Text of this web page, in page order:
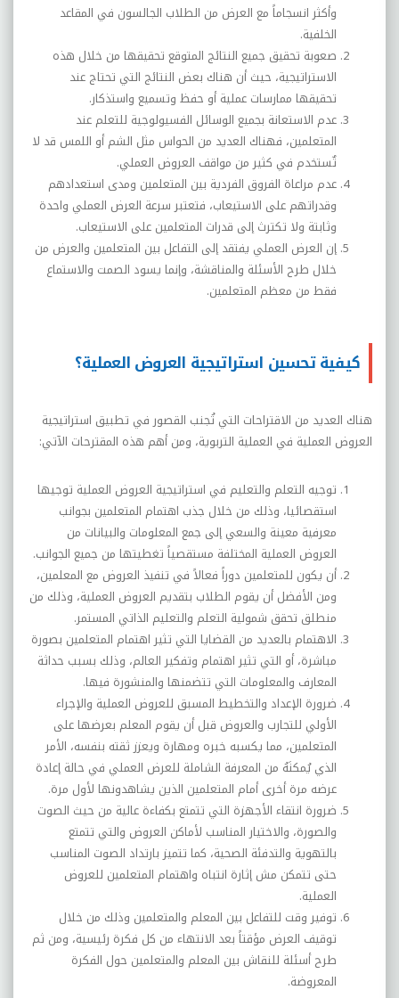
وأكثر انسجاماً مع العرض من الطلاب الجالسون في المقاعد
الخلفية.
صعوبة تحقيق جميع النتائج المتوقع تحقيقها من خلال هذه
الاستراتيجية، حيث أن هناك بعض النتائج التي تحتاج عند
تحقيقها ممارسات عملية أو حفظ وتسميع واستذكار.
عدم الاستعانة بجميع الوسائل الفسيولوجية للتعلم عند
المتعلمين، فهناك العديد من الحواس مثل الشم أو اللمس قد لا
تٌستخدم في كثير من مواقف العروض العملي.
عدم مراعاة الفروق الفردية بين المتعلمين ومدى استعدادهم
وقدراتهم على الاستيعاب، فتعتبر سرعة العرض العملي واحدة
وثابتة ولا تكترث إلى قدرات المتعلمين على الاستيعاب.
إن العرض العملي يفتقد إلى التفاعل بين المتعلمين والعرض من
خلال طرح الأسئلة والمناقشة، وإنما يسود الصمت والاستماع
فقط من معظم المتعلمين.
كيفية تحسين استراتيجية العروض العملية؟
هناك العديد من الاقتراحات التي تُجنب القصور في تطبيق استراتيجية
العروض العملية في العملية التربوية، ومن أهم هذه المقترحات الآتي:
توجيه التعلم والتعليم في استراتيجية العروض العملية توجيها
استقصائيا، وذلك من خلال جذب اهتمام المتعلمين بجوانب
معرفية معينة والسعي إلى جمع المعلومات والبيانات من
العروض العملية المختلفة مستقصياً تغطيتها من جميع الجوانب.
أن يكون للمتعلمين دوراً فعالاً في تنفيذ العروض مع المعلمين،
ومن الأفضل أن يقوم الطلاب بتقديم العروض العملية، وذلك من
منطلق تحقق شمولية التعلم والتعليم الذاتي المستمر.
الاهتمام بالعديد من القضايا التي تثير اهتمام المتعلمين بصورة
مباشرة، أو التي تثير اهتمام وتفكير العالم، وذلك بسبب حداثة
المعارف والمعلومات التي تتضمنها والمنشورة فيها.
ضرورة الإعداد والتخطيط المسبق للعروض العملية والإجراء
الأولي للتجارب والعروض قبل أن يقوم المعلم بعرضها على
المتعلمين، مما يكسبه خبره ومهارة ويعزز ثقته بنفسه، الأمر
الذي يُمكنَهُ من المعرفة الشاملة للعرض العملي في حالة إعادة
عرضه مرة أخرى أمام المتعلمين الذين يشاهدونها لأول مرة.
ضرورة انتقاء الأجهزة التي تتمتع بكفاءة عالية من حيث الصوت
والصورة، والاختيار المناسب لأماكن العروض والتي تتمتع
بالتهوية والتدفئة الصحية، كما تتميز بارتداد الصوت المناسب
حتى تتمكن مش إثارة انتباه واهتمام المتعلمين للعروض
العملية.
توفير وقت للتفاعل بين المعلم والمتعلمين وذلك من خلال
توقيف العرض مؤقتاً بعد الانتهاء من كل فكرة رئيسية، ومن ثم
طرح أسئلة للنقاش بين المعلم والمتعلمين حول الفكرة
المعروضة.